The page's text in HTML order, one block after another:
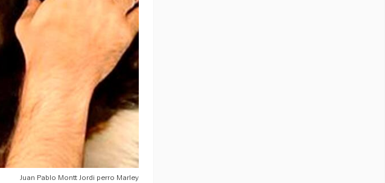
Juan Pablo Montt Jordi perro Marley